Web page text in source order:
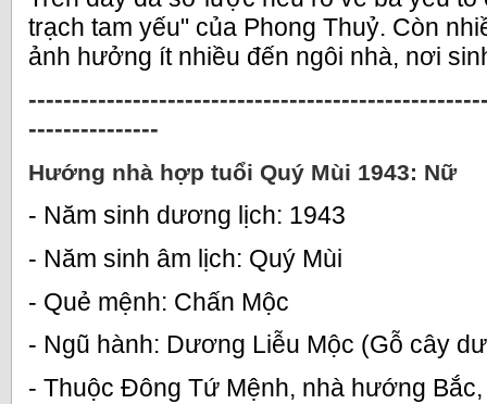
trạch tam yếu" của Phong Thuỷ. Còn
ảnh hưởng ít nhiều đến ngôi nhà, nơi
---------------
Hướng nhà hợp tuổi Quý Mùi 1943: Nữ
- Năm sinh dương lịch: 1943
- Năm sinh âm lịch: Quý Mùi
- Quẻ mệnh: Chấn Mộc
- Ngũ hành: Dương Liễu Mộc (Gỗ cây
- Thuộc Đông Tứ Mệnh, nhà hướng